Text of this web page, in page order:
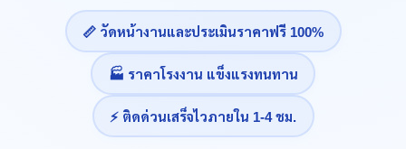
📏 วัดหน้างานและประเมินราคาฟรี 100%
🏭 ราคาโรงงาน แข็งแรงทนทาน
⚡ ติดด่วนเสร็จไวภายใน 1-4 ชม.